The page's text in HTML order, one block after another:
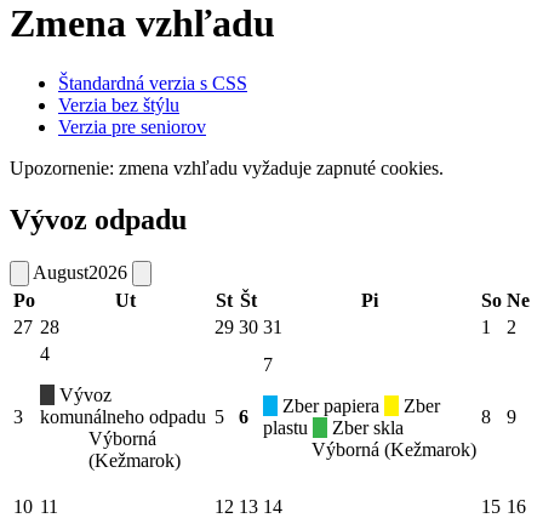
Zmena vzhľadu
Štandardná verzia s CSS
Verzia bez štýlu
Verzia pre seniorov
Upozornenie: zmena vzhľadu vyžaduje zapnuté cookies.
Vývoz odpadu
August2026
Po
Ut St Št Pi So Ne
27 28 29 30 31 1 2
3
4
Vývoz
komunálneho odpadu
Výborná
(Kežmarok)
5 6
7
Zber papiera
Zber
plastu
Zber skla
Výborná (Kežmarok)
8 9
10 11 12 13 14 15 16